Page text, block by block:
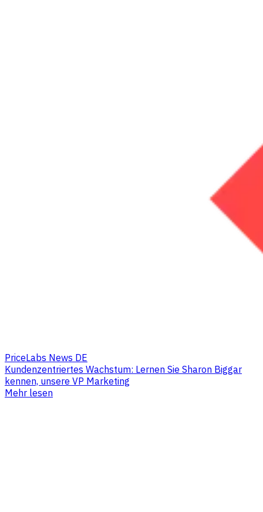
PriceLabs News DE
Kundenzentriertes Wachstum: Lernen Sie Sharon Biggar
kennen, unsere VP Marketing
Mehr lesen